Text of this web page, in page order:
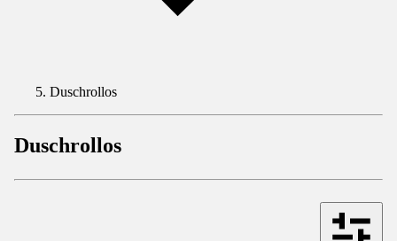
Duschrollos
Duschrollos